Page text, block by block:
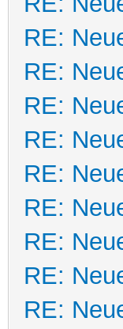
RE:
RE:
RE:
RE:
RE:
RE:
RE:
RE:
RE: